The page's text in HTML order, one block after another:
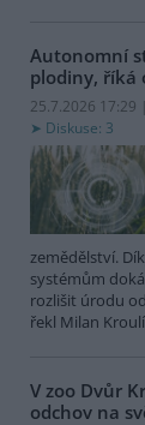
Autonomní
plodiny, říká
25.7.2026 17:29
Diskuse: 3
zemědělství.
systémům
rozlišit úrodu
řekl Milan
V zoo Dvůr
odchov na